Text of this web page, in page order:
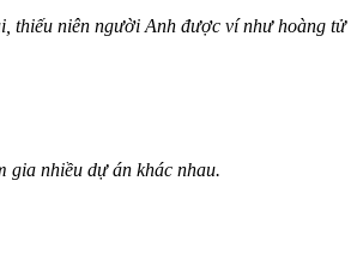
thiếu niên người Anh được ví như hoàng tử
gia nhiều dự án khác nhau.